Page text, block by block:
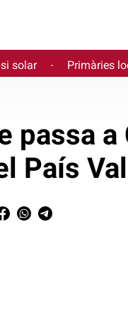
solar · Primàries
passa a
País